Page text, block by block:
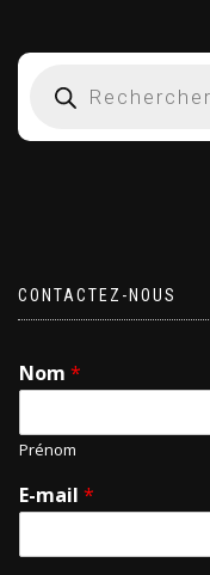
CONTACTEZ-NOUS
Nom *
Prénom
E-mail *